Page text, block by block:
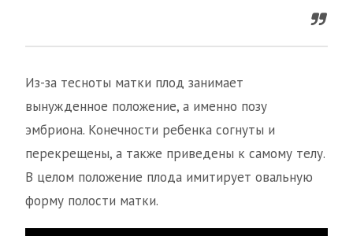
Из-за тесноты матки плод занимает
вынужденное положение, а именно позу
эмбриона. Конечности ребенка согнуты и
перекрещены, а также приведены к самому телу.
В целом положение плода имитирует овальную
форму полости матки.